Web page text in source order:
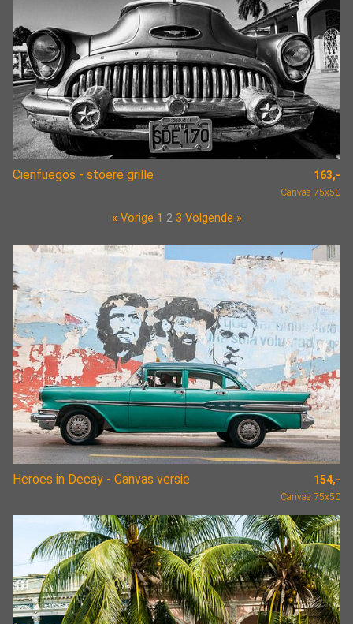
Cienfuegos - stoere grille 163,-
Canvas 75x50
« Vorige 1 2 3 Volgende »
Heroes in Decay - Canvas versie 154,-
Canvas 75x50